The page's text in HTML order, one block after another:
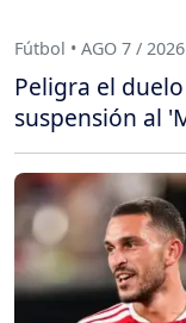
Fútbol • AGO 7 / 2026
Peligra el
suspensión al